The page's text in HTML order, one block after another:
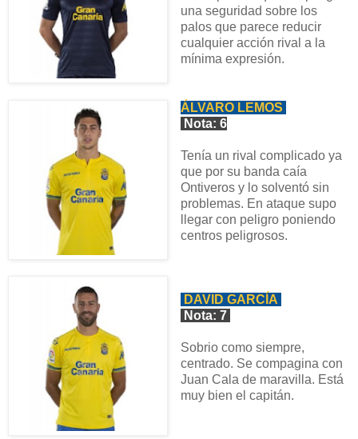
una seguridad sobre los
palos que parece reducir
cualquier acción rival a la
mínima expresión.
ÁLVARO LEMOS
Nota: 6
Tenía un rival complicado ya
que por su banda caía
Ontiveros y lo solventó sin
problemas. En ataque supo
llegar con peligro poniendo
centros peligrosos.
DAVID GARCÍA
Nota: 7
Sobrio como siempre,
centrado. Se compagina con
Juan Cala de maravilla. Está
muy bien el capitán.